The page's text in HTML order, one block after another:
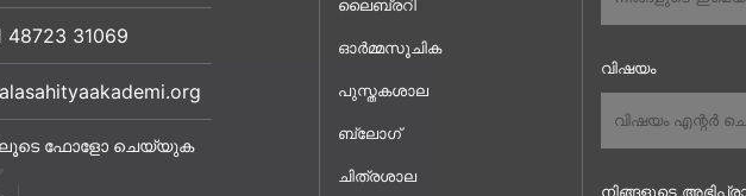
48723 31069
ഫോളോ ചെയ്യുക
ലൈബ്രറി
ഓർമ്മസൂചിക
പുസ്തകശാല
ബ്ലോഗ്
ചിത്രശാല
വിഷയം
നിങ്ങളുടെ